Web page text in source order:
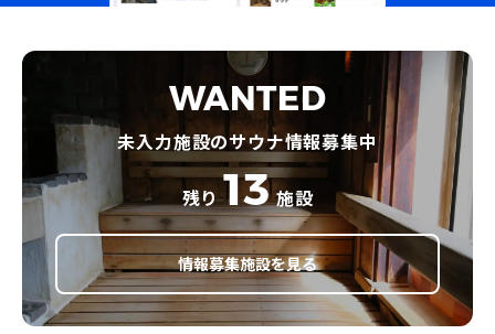
WANTED
未入力施設のサウナ情報募集中
残り 13 施設
情報募集施設を見る